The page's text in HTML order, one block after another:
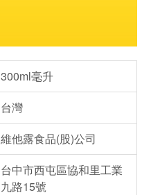
300ml毫升
台灣
維他露食品(股)公司
台中市西屯區協和里工業
九路15號